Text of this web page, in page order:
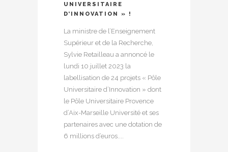
UNIVERSITAIRE
D’INNOVATION » !
La ministre de l’Enseignement
Supérieur et de la Recherche,
Sylvie Retailleau a annoncé le
lundi 10 juillet 2023 la
labellisation de 24 projets « Pôle
Universitaire d’Innovation » dont
le Pôle Universitaire Provence
d’Aix-Marseille Université et ses
partenaires avec une dotation de
6 millions d’euros....